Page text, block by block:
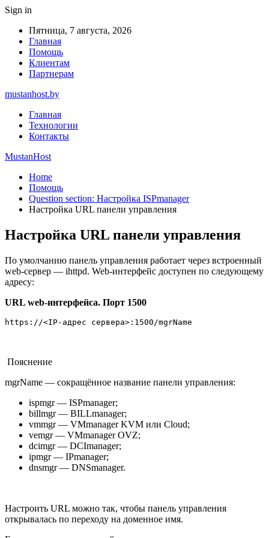
Sign in
Пятница, 7 августа, 2026
Главная
Помощь
Клиентам
Партнерам
mustanhost.by
Главная
Технологии
Контакты
MustanHost
Home
Помощь
Question section: Настройка ISPmanager
Настройка URL панели управления
Настройка URL панели управления
По умолчанию панель управления работает через встроенный
web-сервер — ihttpd. Web-интерфейс доступен по следующему
адресу:
URL web-интерфейса. Порт 1500
https://<IP-адрес сервера>:1500/mgrName
Пояснение
mgrName — сокращённое название панели управления:
ispmgr — ISPmanager;
billmgr — BILLmanager;
vmmgr — VMmanager KVM или Cloud;
vemgr — VMmanager OVZ;
dcimgr — DCImanager;
ipmgr — IPmanager;
dnsmgr — DNSmanager.
Настроить URL можно так, чтобы панель управления
открывалась по переходу на доменное имя.